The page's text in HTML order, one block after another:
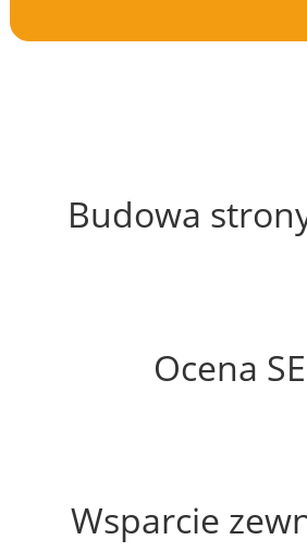
Budowa
Ocena
Wsparcie